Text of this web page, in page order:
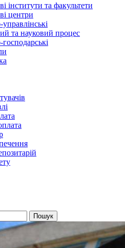
інститути та факультети
центри
та науковий процес
Пошук